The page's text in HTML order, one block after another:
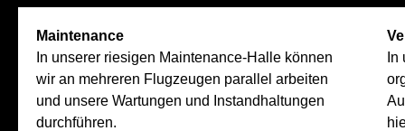
Maintenance
In unserer riesigen Maintenance-Halle können
wir an mehreren Flugzeugen parallel arbeiten
und unsere Wartungen und Instandhaltungen
durchführen.